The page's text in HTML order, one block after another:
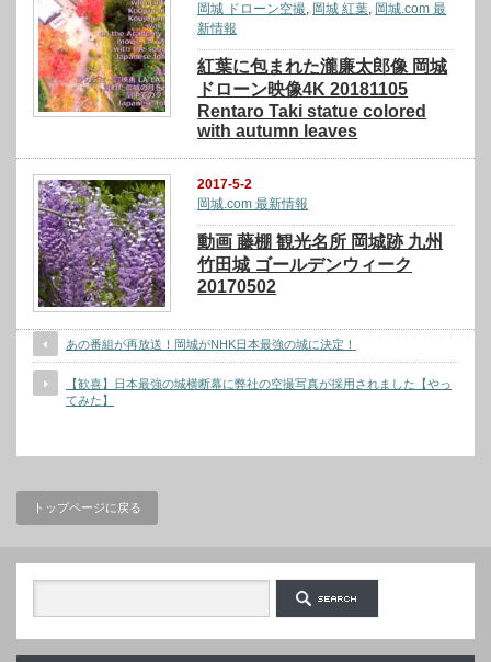
岡城 ドローン空撮, 岡城 紅葉, 岡城.com 最
新情報
紅葉に包まれた瀧廉太郎像 岡城
ドローン映像4K 20181105
Rentaro Taki statue colored
with autumn leaves
2017-5-2
岡城.com 最新情報
動画 藤棚 観光名所 岡城跡 九州
竹田城 ゴールデンウィーク
20170502
あの番組が再放送！岡城がNHK日本最強の城に決定！
【歓喜】日本最強の城横断幕に弊社の空撮写真が採用されました【やっ
てみた】
トップページに戻る